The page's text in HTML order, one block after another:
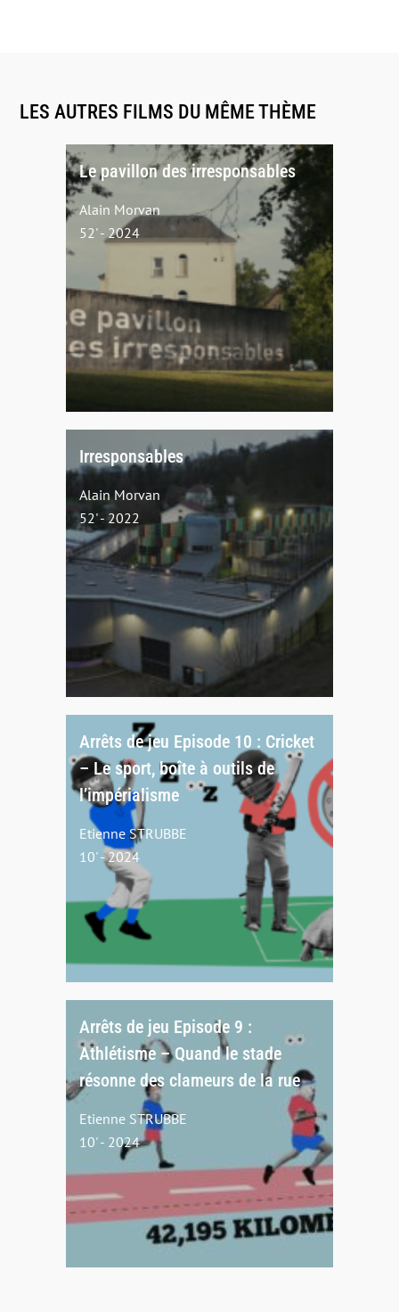
LES AUTRES FILMS DU MÊME THÈME
Le pavillon des irresponsables
Alain Morvan
52' - 2024
Irresponsables
Alain Morvan
52' - 2022
Arrêts de jeu Episode 10 : Cricket
– Le sport, boîte à outils de
l’impérialisme
Etienne STRUBBE
10' - 2024
Arrêts de jeu Episode 9 :
Athlétisme – Quand le stade
résonne des clameurs de la rue
Etienne STRUBBE
10' - 2024